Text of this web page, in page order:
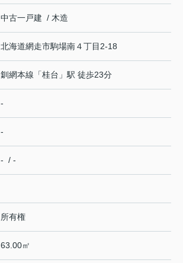
中古一戸建 / 木造
北海道網走市駒場南４丁目2-18
釧網本線 「桂台 」駅 徒歩23分
-
-
- / -
所有権
63.00㎡